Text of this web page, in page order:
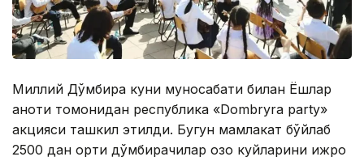
Миллий Дўмбира куни муносабати билан Ёшлар
қаноти томонидан республика «Dombryra party»
акцияси ташкил этилди. Бугун мамлакат бўйлаб
2500 дан ортиқ дўмбирачилар қозоқ куйларини ижро